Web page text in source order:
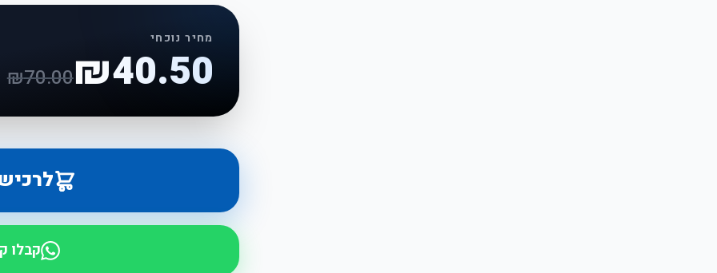
מחיר נוכחי
₪40.50
₪70.00
קבלו